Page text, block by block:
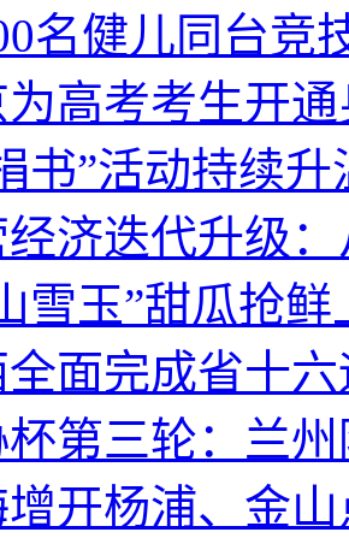
名健儿同台竞
高考考生开
书”活动持续
经济迭代升级
雪玉”甜瓜抢
全面完成省十
杯第三轮：兰
增开杨浦、金